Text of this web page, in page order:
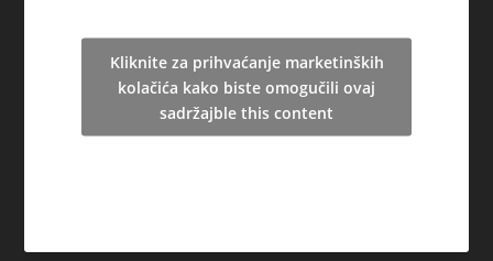
Kliknite za prihvaćanje marketinških
kolačića kako biste omogučili ovaj
sadržajble this content